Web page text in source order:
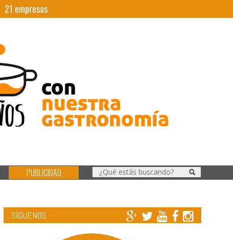
21 empresas
PUBLICIDAD
SÍGUENOS